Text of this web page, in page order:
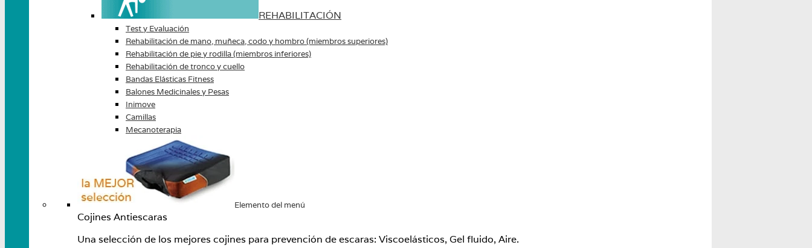
REHABILITACIÓN
Test y Evaluación
Rehabilitación de mano, muñeca, codo y hombro (miembros superiores)
Rehabilitación de pie y rodilla (miembros inferiores)
Rehabilitación de tronco y cuello
Bandas Elásticas Fitness
Balones Medicinales y Pesas
Inimove
Camillas
Mecanoterapia
Elemento del menú
Cojines Antiescaras
Una selección de los mejores cojines para prevención de escaras: Viscoelásticos, Gel fluido, Aire.